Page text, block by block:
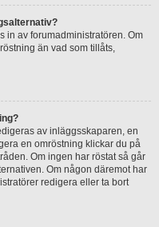
in av forumadministratören. Om
än vad som tillåts,
av inläggsskaparen, en
en omröstning klickar du på
Om ingen har röstat så går
Om någon däremot har
redigera eller ta bort